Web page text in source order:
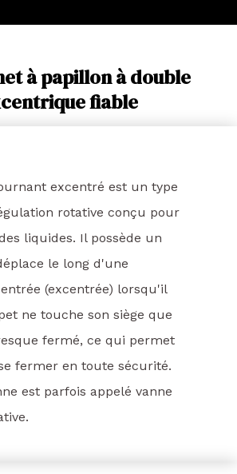
à papillon à double
fiable
excentré est un type
rotative conçu pour
liquides. Il possède un
le long d'une
(excentrée) lorsqu'il
ne touche son siège que
fermé, ce qui permet
fermer en toute sécurité.
est parfois appelé vanne